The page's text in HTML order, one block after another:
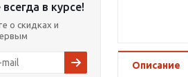
в курсе!
о скидках и
Описание